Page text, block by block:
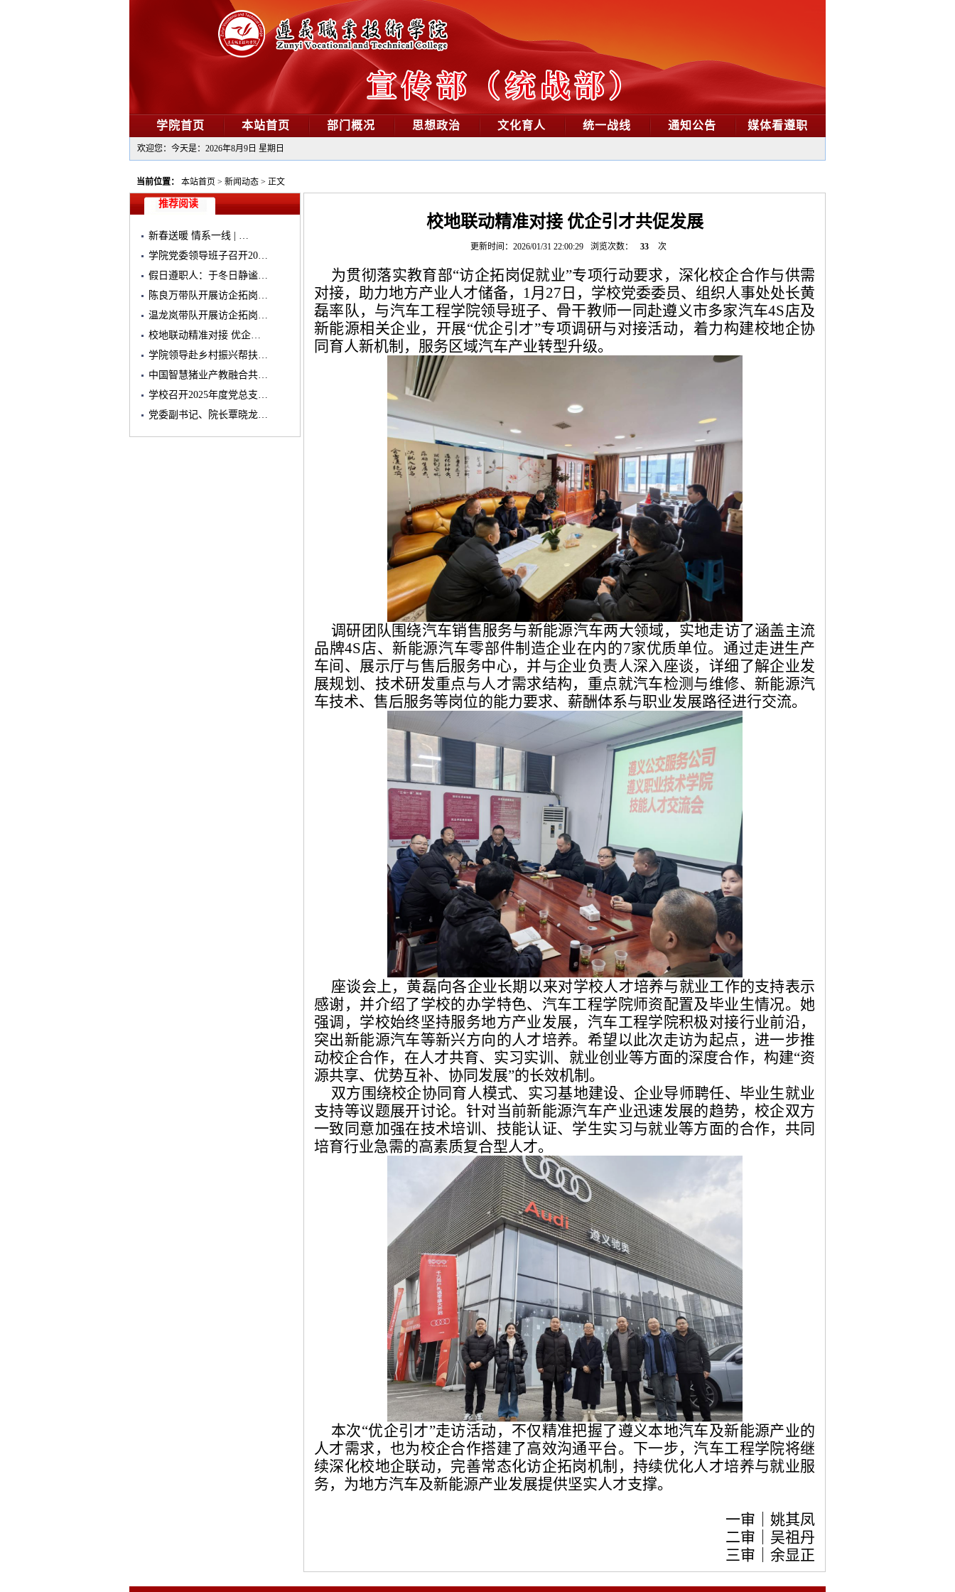
学院首页 本站首页 部门概况 思想政治 文化育人 统一战线 通知公告 媒体看遵职
欢迎您：今天是： 2026年8月9日 星期日
当前位置： 本站首页 > 新闻动态 > 正文
推荐阅读
新春送暖 情系一线 | …
学院党委领导班子召开20…
假日遵职人：于冬日静谧…
陈良万带队开展访企拓岗…
温龙岚带队开展访企拓岗…
校地联动精准对接 优企…
学院领导赴乡村振兴帮扶…
中国智慧猪业产教融合共…
学校召开2025年度党总支…
党委副书记、院长覃晓龙…
校地联动精准对接 优企引才共促发展
更新时间：2026/01/31 22:00:29 浏览次数： 33 次
为贯彻落实教育部“访企拓岗促就业”专项行动要求，深化校企合作与供需
对接，助力地方产业人才储备，1月27日，学校党委委员、组织人事处处长黄
磊率队，与汽车工程学院领导班子、骨干教师一同赴遵义市多家汽车4S店及
新能源相关企业，开展“优企引才”专项调研与对接活动，着力构建校地企协
同育人新机制，服务区域汽车产业转型升级。
调研团队围绕汽车销售服务与新能源汽车两大领域，实地走访了涵盖主流
品牌4S店、新能源汽车零部件制造企业在内的7家优质单位。通过走进生产
车间、展示厅与售后服务中心，并与企业负责人深入座谈，详细了解企业发
展规划、技术研发重点与人才需求结构，重点就汽车检测与维修、新能源汽
车技术、售后服务等岗位的能力要求、薪酬体系与职业发展路径进行交流。
座谈会上，黄磊向各企业长期以来对学校人才培养与就业工作的支持表示
感谢，并介绍了学校的办学特色、汽车工程学院师资配置及毕业生情况。她
强调，学校始终坚持服务地方产业发展，汽车工程学院积极对接行业前沿，
突出新能源汽车等新兴方向的人才培养。希望以此次走访为起点，进一步推
动校企合作，在人才共育、实习实训、就业创业等方面的深度合作，构建“资
源共享、优势互补、协同发展”的长效机制。
双方围绕校企协同育人模式、实习基地建设、企业导师聘任、毕业生就业
支持等议题展开讨论。针对当前新能源汽车产业迅速发展的趋势，校企双方
一致同意加强在技术培训、技能认证、学生实习与就业等方面的合作，共同
培育行业急需的高素质复合型人才。
本次“优企引才”走访活动，不仅精准把握了遵义本地汽车及新能源产业的
人才需求，也为校企合作搭建了高效沟通平台。下一步，汽车工程学院将继
续深化校地企联动，完善常态化访企拓岗机制，持续优化人才培养与就业服
务，为地方汽车及新能源产业发展提供坚实人才支撑。
一审｜姚其凤
二审｜吴祖丹
三审｜余显正